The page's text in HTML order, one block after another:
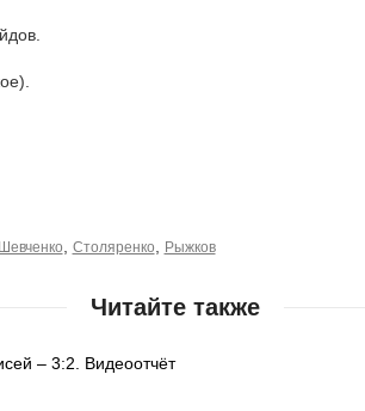
Шевченко, Столяренко, Рыжков
Читайте также
– 3:2. Видеоотчёт